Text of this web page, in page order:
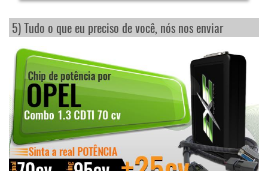
5) Tudo o que eu preciso de você, nós nos enviar